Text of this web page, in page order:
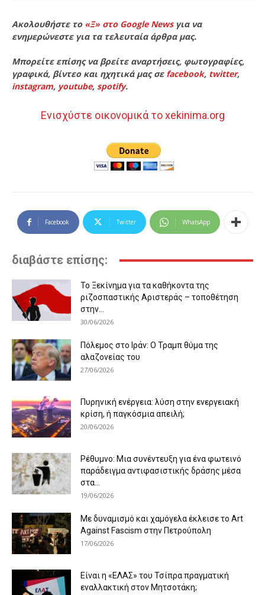
Ακολουθήστε το «Ξ» στο Google Newsγια να
ενημερώνεστε για τα τελευταία άρθρα μας.
Μπορείτε επίσης να βρείτε αναρτήσεις, φωτογραφίες,
γραφικά, βίντεο και ηχητικά μας σε facebook, twitter,
instagram, youtube, spotify.
Ενισχύστε οικονομικά το xekinima.org
Facebook Twitter WhatsApp
διαβάστε επίσης:
Το Ξεκίνημα για τα καθήκοντα της
ριζοσπαστικής Αριστεράς – τοποθέτηση
στην...
30/06/2026
Πόλεμος στο Ιράν: Ο Τραμπ θύμα της
αλαζονείας του
27/06/2026
Πυρηνική ενέργεια: λύση στην ενεργειακή
κρίση, ή παγκόσμια απειλή;
20/06/2026
Ρέθυμνο: Μια συνέντευξη για ένα φωτεινό
παράδειγμα αντιφασιστικής δράσης μέσα
στα...
19/06/2026
Με δυναμισμό και χαμόγελα έκλεισε το Art
Against Fascism στην Πετρούπολη
17/06/2026
Είναι η «ΕΛΑΣ» του Τσίπρα πραγματική
εναλλακτική στον Μητσοτάκη;